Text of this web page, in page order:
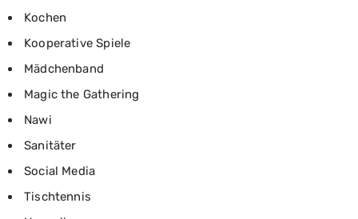
Kochen
Kooperative Spiele
Mädchenband
Magic the Gathering
Nawi
Sanitäter
Social Media
Tischtennis